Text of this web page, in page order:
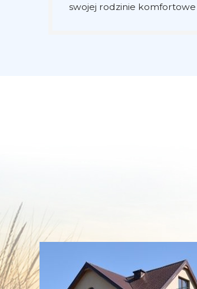
swojej rodzinie komfortowe